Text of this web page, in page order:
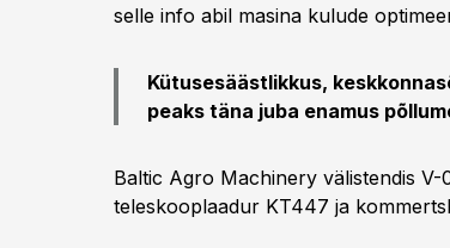
selle info abil masina kulude
Kütusesäästlikkus,
peaks täna juba enamus
Baltic Agro Machinery välistendis
teleskooplaadur KT447 ja